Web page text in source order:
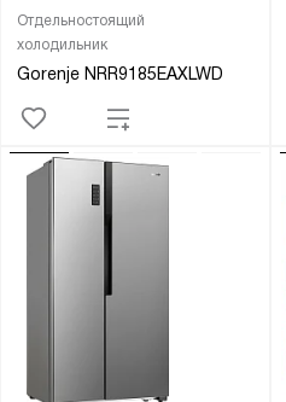
Отдельностоящий
холодильник
Gorenje NRR9185EAXLWD